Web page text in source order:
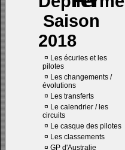
Saison
2018
¤ Les écuries et les
pilotes
¤ Les changements /
évolutions
¤ Les transferts
¤ Le calendrier / les
circuits
¤ Le casque des pilotes
¤ Les classements
¤ GP d'Australie